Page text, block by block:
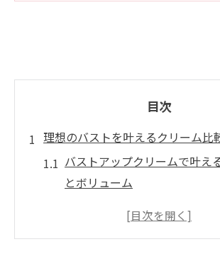
目次
理想のバストを叶えるクリーム比
バストアップクリームで叶え
とボリューム
市販バストアップクリームの